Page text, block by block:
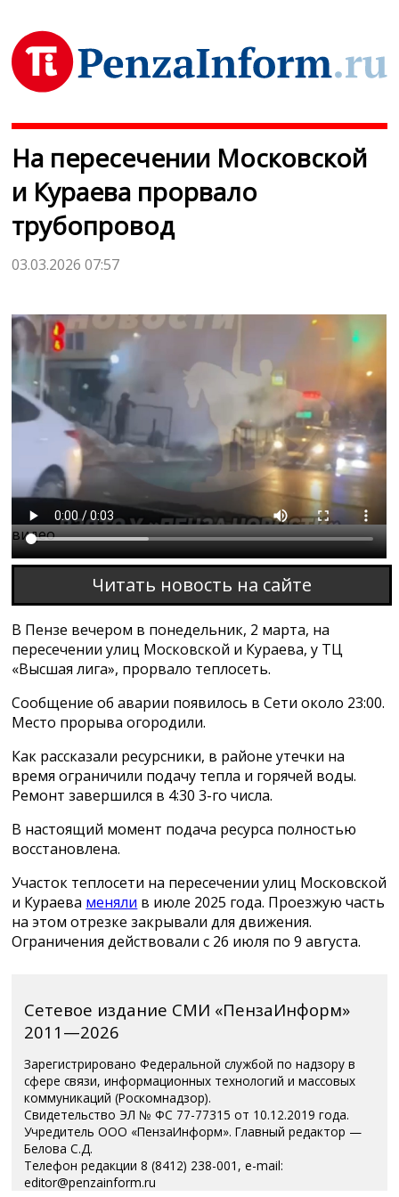
На пересечении Московской
и Кураева прорвало
трубопровод
03.03.2026 07:57
Этот браузер не поддерживает проигрывание
видео
Читать новость на сайте
В Пензе вечером в понедельник, 2 марта, на
пересечении улиц Московской и Кураева, у ТЦ
«Высшая лига», прорвало теплосеть.
Сообщение об аварии появилось в Сети около 23:00.
Место прорыва огородили.
Как рассказали ресурсники, в районе утечки на
время ограничили подачу тепла и горячей воды.
Ремонт завершился в 4:30 3-го числа.
В настоящий момент подача ресурса полностью
восстановлена.
Участок теплосети на пересечении улиц Московской
и Кураева меняли в июле 2025 года. Проезжую часть
на этом отрезке закрывали для движения.
Ограничения действовали с 26 июля по 9 августа.
Сетевое издание СМИ «ПензаИнформ»
2011—2026
Зарегистрировано Федеральной службой по надзору в
сфере связи, информационных технологий и массовых
коммуникаций (Роскомнадзор).
Свидетельство ЭЛ № ФС 77-77315 от 10.12.2019 года.
Учредитель ООО «ПензаИнформ». Главный редактор —
Белова С.Д.
Телефон редакции 8 (8412) 238-001, e-mail:
editor@penzainform.ru